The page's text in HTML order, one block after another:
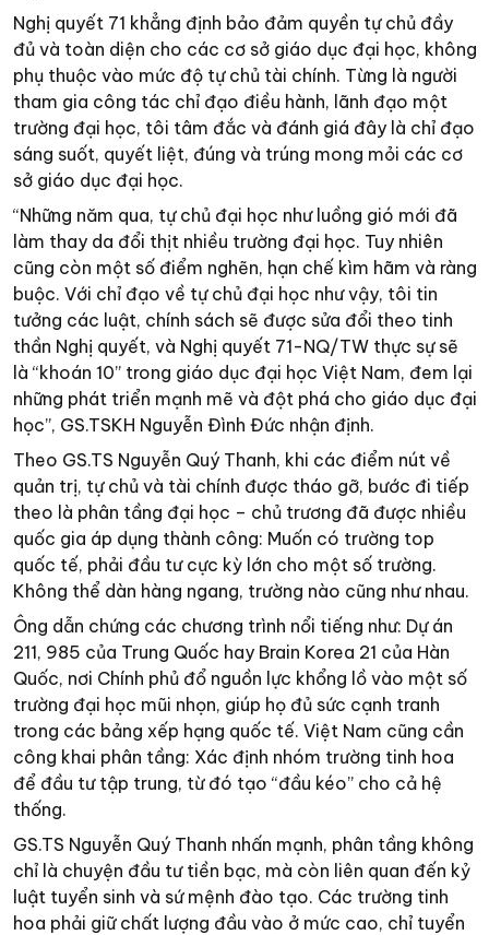
Nghị quyết 71 khẳng định bảo đảm quyền tự chủ đầy
đủ và toàn diện cho các cơ sở giáo dục đại học, không
phụ thuộc vào mức độ tự chủ tài chính. Từng là người
tham gia công tác chỉ đạo điều hành, lãnh đạo một
trường đại học, tôi tâm đắc và đánh giá đây là chỉ đạo
sáng suốt, quyết liệt, đúng và trúng mong mỏi các cơ
sở giáo dục đại học.
“Những năm qua, tự chủ đại học như luồng gió mới đã
làm thay da đổi thịt nhiều trường đại học. Tuy nhiên
cũng còn một số điểm nghẽn, hạn chế kìm hãm và ràng
buộc. Với chỉ đạo về tự chủ đại học như vậy, tôi tin
tưởng các luật, chính sách sẽ được sửa đổi theo tinh
thần Nghị quyết, và Nghị quyết 71-NQ/TW thực sự sẽ
là “khoán 10” trong giáo dục đại học Việt Nam, đem lại
những phát triển mạnh mẽ và đột phá cho giáo dục đại
học”, GS.TSKH Nguyễn Đình Đức nhận định.
Theo GS.TS Nguyễn Quý Thanh, khi các điểm nút về
quản trị, tự chủ và tài chính được tháo gỡ, bước đi tiếp
theo là phân tầng đại học – chủ trương đã được nhiều
quốc gia áp dụng thành công: Muốn có trường top
quốc tế, phải đầu tư cực kỳ lớn cho một số trường.
Không thể dàn hàng ngang, trường nào cũng như nhau.
Ông dẫn chứng các chương trình nổi tiếng như: Dự án
211, 985 của Trung Quốc hay Brain Korea 21 của Hàn
Quốc, nơi Chính phủ đổ nguồn lực khổng lồ vào một số
trường đại học mũi nhọn, giúp họ đủ sức cạnh tranh
trong các bảng xếp hạng quốc tế. Việt Nam cũng cần
công khai phân tầng: Xác định nhóm trường tinh hoa
để đầu tư tập trung, từ đó tạo “đầu kéo” cho cả hệ
thống.
GS.TS Nguyễn Quý Thanh nhấn mạnh, phân tầng không
chỉ là chuyện đầu tư tiền bạc, mà còn liên quan đến kỷ
luật tuyển sinh và sứ mệnh đào tạo. Các trường tinh
hoa phải giữ chất lượng đầu vào ở mức cao, chỉ tuyển